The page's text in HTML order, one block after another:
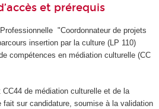
et prérequis
"Coordonnateur de projets
insertion par la culture (LP 110)
compétences en médiation culturelle (CC
de médiation culturelle et de la
fait sur candidature, soumise à la validation